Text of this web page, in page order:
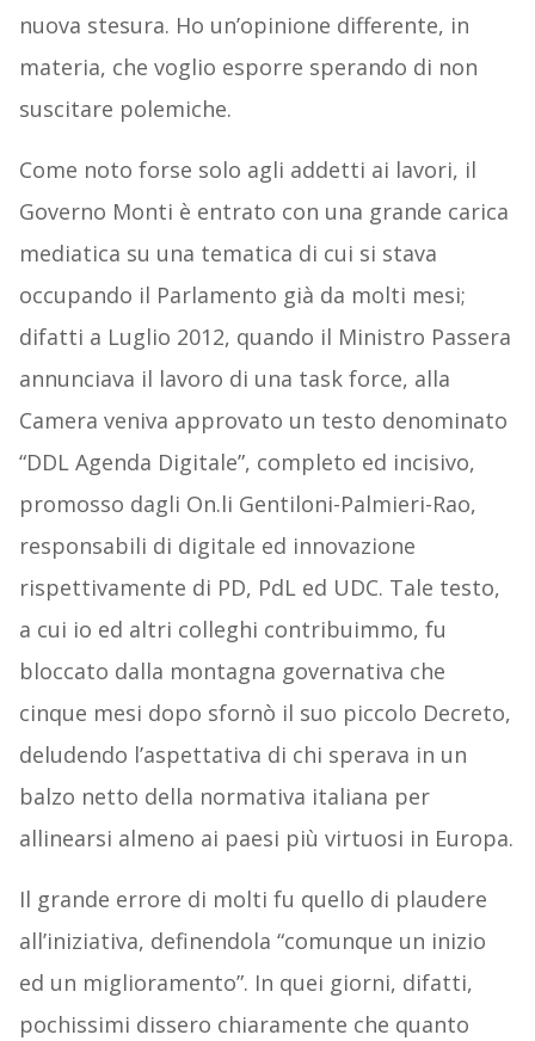
nuova stesura. Ho un’opinione differente, in
materia, che voglio esporre sperando di non
suscitare polemiche.
Come noto forse solo agli addetti ai lavori, il
Governo Monti è entrato con una grande carica
mediatica su una tematica di cui si stava
occupando il Parlamento già da molti mesi;
difatti a Luglio 2012, quando il Ministro Passera
annunciava il lavoro di una task force, alla
Camera veniva approvato un testo denominato
“DDL Agenda Digitale”, completo ed incisivo,
promosso dagli On.li Gentiloni-Palmieri-Rao,
responsabili di digitale ed innovazione
rispettivamente di PD, PdL ed UDC. Tale testo,
a cui io ed altri colleghi contribuimmo, fu
bloccato dalla montagna governativa che
cinque mesi dopo sfornò il suo piccolo Decreto,
deludendo l’aspettativa di chi sperava in un
balzo netto della normativa italiana per
allinearsi almeno ai paesi più virtuosi in Europa.
Il grande errore di molti fu quello di plaudere
all’iniziativa, definendola “comunque un inizio
ed un miglioramento”. In quei giorni, difatti,
pochissimi dissero chiaramente che quanto